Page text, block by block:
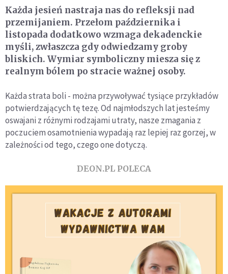
Każda jesień nastraja nas do refleksji nad
przemijaniem. Przełom października i
listopada dodatkowo wzmaga dekadenckie
myśli, zwłaszcza gdy odwiedzamy groby
bliskich. Wymiar symboliczny miesza się z
realnym bólem po stracie ważnej osoby.
Każda strata boli - można przywoływać tysiące przykładów
potwierdzających tę tezę. Od najmłodszych lat jesteśmy
oswajani z różnymi rodzajami utraty, nasze zmagania z
poczuciem osamotnienia wypadają raz lepiej raz gorzej, w
zależności od tego, czego one dotyczą.
DEON.PL POLECA